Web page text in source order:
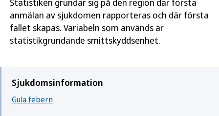
Statistiken grundar sig på den region där första
anmälan av sjukdomen rapporteras och där första
fallet skapas. Variabeln som används är
statistikgrundande smittskyddsenhet.
Sjukdomsinformation
Gula febern